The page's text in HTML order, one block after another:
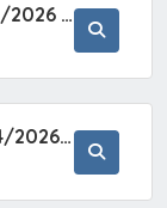
PREGÃO ELETRÔNICO Nº 021/2026 - AQUISIÇÃO DE CONTENTORES E CARRINHOS, DESTINADOS A COLETIVA E MANEJO DE RESÍDUOS SÓLIDOS, ATRAVÉS DO SISTEMA DE REGISTRO DE PREÇOS (SRP)
PREGÃO ELETRÔNICO Nº 024/2026 - AQUISIÇÃO DE GÁS MEDICINAL TIPO OXIGÊNIO (1,00 M3, 3,00 M3 E 10,00 M3), EM ATENDIMENTO À SECRETARIA MUNICIPAL DE SAÚDE, ATRAVÉS DO SISTEMA DE REGISTRO DE PREÇOS (SRP)